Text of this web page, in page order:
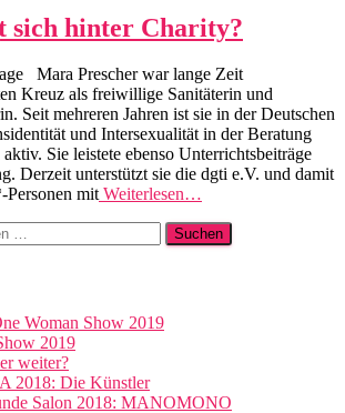
sich hinter Charity?
Mara Prescher war lange Zeit
Kreuz als freiwillige Sanitäterin und
Seit mehreren Jahren ist sie in der Deutschen
und Intersexualität in der Beratung
Sie leistete ebenso Unterrichtsbeiträge
Derzeit unterstützt sie die dgti e.V. und damit
Personen mitWeiterlesen…
Woman Show 2019
2019
weiter?
2018: Die Künstler
Salon 2018: MANOMONO